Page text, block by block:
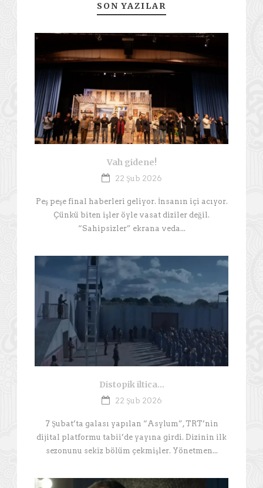
SON YAZILAR
Vah gidene!
22 Şub 2026
Peş peşe final haberleri geliyor. İnsanın içi acıyor.
Çünkü biten işler öyle vasat diziler değil.
“Sahipsizler” ekrana veda...
Distopik iltica…
22 Şub 2026
7 Şubat’ta galası yapılan “Asylum”, TRT’nin
dijital platformu tabii’de yayına girdi. Dizinin ilk
sezonunu sekiz bölüm çekmişler. Yönetmen...